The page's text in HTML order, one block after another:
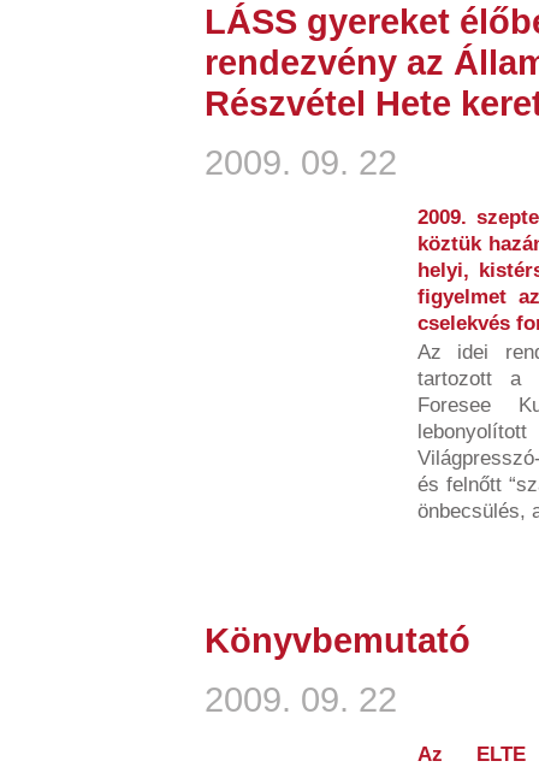
LÁSS gyereket
rendezvény az
Részvétel Hete
2009. 09. 22
2009.
köztük
helyi,
figyelmet
cselekvés
Az idei
tartozott a
Foresee
és felnőtt
önbecsülés,
Könyvbemutató
2009. 09. 22
Az ELTE